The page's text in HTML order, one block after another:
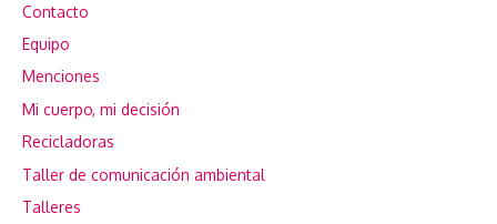
Contacto
Equipo
Menciones
Mi cuerpo, mi decisión
Recicladoras
Taller de comunicación ambiental
Talleres